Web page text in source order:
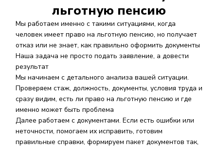
льготную пенсию
Мы работаем именно с такими ситуациями, когда
человек имеет право на льготную пенсию, но получает
отказ или не знает, как правильно оформить документы
Наша задача не просто подать заявление, а довести
результат
Мы начинаем с детального анализа вашей ситуации.
Проверяем стаж, должность, документы, условия труда и
сразу видим, есть ли право на льготную пенсию и где
именно может быть проблема
Далее работаем с документами. Если есть ошибки или
неточности, помогаем их исправить, готовим
правильные справки, формируем пакет документов так,